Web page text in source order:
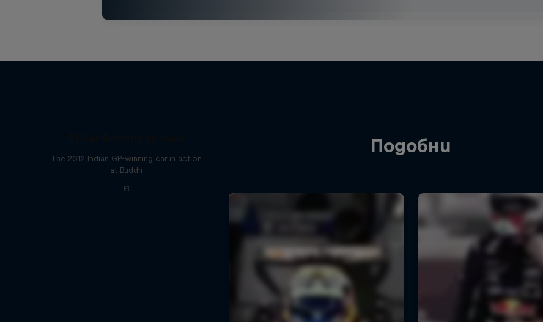
Подобни
The 2012 Indian GP-winning car in action
at Buddh
F1